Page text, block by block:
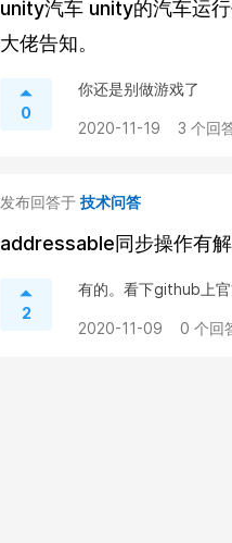
unity汽车 unity的汽车运
大佬告知。
0
你还是别做游戏了
2020-11-19 3 个回
发布回答于 技术问答
addressable同步操作有
2
有的。看下github上
2020-11-09 0 个回